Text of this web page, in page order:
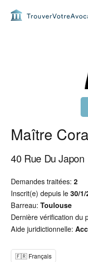
Maître
40 Rue Du Japon
Demandes traitées:2
Inscrit(e) depuis le30/1/
Barreau:Toulouse
Dernière vérification du
Aide juridictionnelle:
🇫🇷 Français